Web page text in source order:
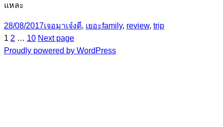
แหละ
Posted
on
28/08/2017Categories
เจอมาเจ๋งดี, เยอะTags
family, review, trip
Posts
pagination
Page
1 Page
2 … Page
10 Next page
Proudly powered by WordPress